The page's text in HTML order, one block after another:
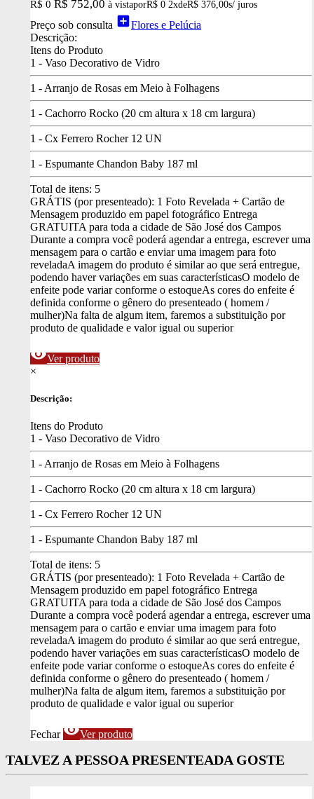
R$ 0 R$ 752,00 à vistaporR$ 0 2xdeR$ 376,00s/ juros
Preço sob consulta add_boxFlores e Pelúcia
Descrição:
Itens do Produto
1 - Vaso Decorativo de Vidro
1 - Arranjo de Rosas em Meio à Folhagens
1 - Cachorro Rocko (20 cm altura x 18 cm largura)
1 - Cx Ferrero Rocher 12 UN
1 - Espumante Chandon Baby 187 ml
Total de itens: 5
GRÁTIS (por presenteado): 1 Foto Revelada + Cartão de
Mensagem produzido em papel fotográfico Entrega
GRATUITA para toda a cidade de São José dos Campos
Durante a compra você poderá agendar a entrega, escrever uma
mensagem para o cartão e enviar uma imagem para foto
reveladaA imagem do produto é similar ao que será entregue,
podendo haver variações em suas característicasO modelo de
enfeite pode variar conforme o estoqueAs cores do enfeite é
definida conforme o gênero do presenteado ( homem /
mulher)Na falta de algum item, faremos a substituição por
produto de qualidade e valor igual ou superior
visibilityVer produto
×
Descrição:
Itens do Produto
1 - Vaso Decorativo de Vidro
1 - Arranjo de Rosas em Meio à Folhagens
1 - Cachorro Rocko (20 cm altura x 18 cm largura)
1 - Cx Ferrero Rocher 12 UN
1 - Espumante Chandon Baby 187 ml
Total de itens: 5
GRÁTIS (por presenteado): 1 Foto Revelada + Cartão de
Mensagem produzido em papel fotográfico Entrega
GRATUITA para toda a cidade de São José dos Campos
Durante a compra você poderá agendar a entrega, escrever uma
mensagem para o cartão e enviar uma imagem para foto
reveladaA imagem do produto é similar ao que será entregue,
podendo haver variações em suas característicasO modelo de
enfeite pode variar conforme o estoqueAs cores do enfeite é
definida conforme o gênero do presenteado ( homem /
mulher)Na falta de algum item, faremos a substituição por
produto de qualidade e valor igual ou superior
Fechar visibilityVer produto
TALVEZ A PESSOA PRESENTEADA GOSTE